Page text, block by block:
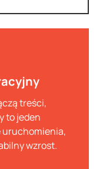
treści,
to jeden
uruchomienia,
wzrost.